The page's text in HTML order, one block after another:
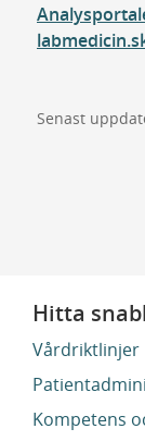
Senast
Hitta
Vårdriktlinjer
Kompetens